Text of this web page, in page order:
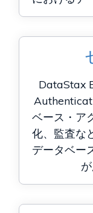
DataStax
ベース・ア
化、監査な
データベー